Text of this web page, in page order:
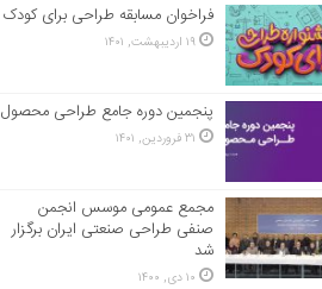
فراخوان مسابقه طراحی برای کودک
۱۹ اردیبهشت, ۱۴۰۱
پنجمین دوره جامع طراحی محصول
۳۱ فروردین, ۱۴۰۱
مجمع عمومی موسس انجمن
صنفی طراحی صنعتی ایران برگزار
شد
۱۰ دی, ۱۴۰۰